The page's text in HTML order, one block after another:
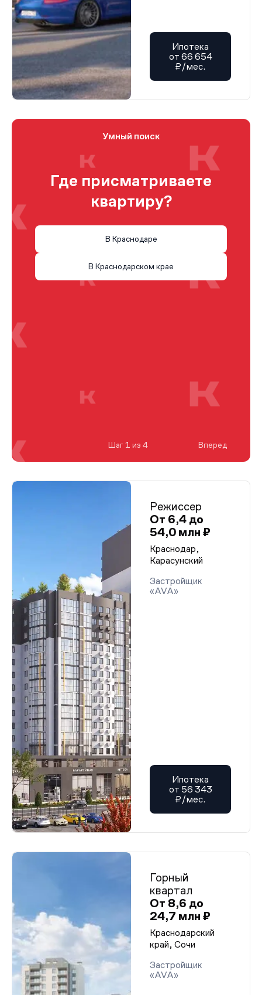
Ипотека
от 66 654
₽/мес.
Режиссер
От 6,4 до
54,0 млн ₽
Краснодар,
Карасунский
Застройщик
«AVA»
Ипотека
от 56 343
₽/мес.
Горный
квартал
От 8,6 до
24,7 млн ₽
Краснодарский
край, Сочи
Застройщик
«AVA»
Умный поиск
Где присматриваете
квартиру?
В Краснодаре
В Краснодарском крае
Шаг 1 из 4 Вперед